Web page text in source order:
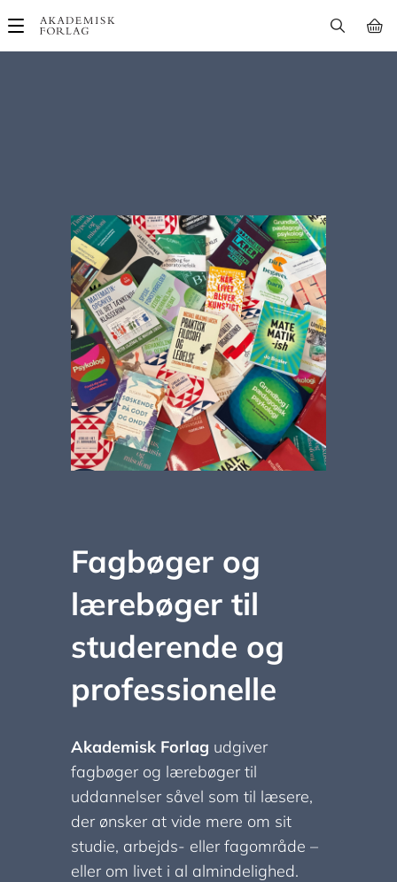
Main
navigation
Fagbøger og
lærebøger til
studerende og
professionelle
Akademisk Forlag udgiver
fagbøger og lærebøger til
uddannelser såvel som til læsere,
der ønsker at vide mere om sit
studie, arbejds- eller fagområde –
eller om livet i al almindelighed.